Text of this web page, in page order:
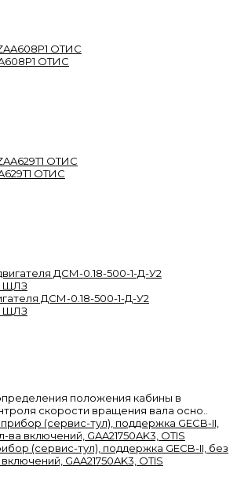
ОТИС
ОТИС
ДСМ-0.18-500-1-Д-У2
ЩЛЗ
положения кабины в
скорости вращения вала осно..
(сервис-тул), поддержка GECB-II, без
GAA21750AK3, OTIS